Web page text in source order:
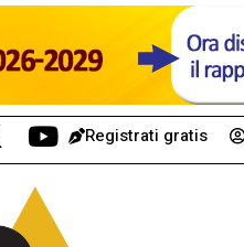
Registrati gratis